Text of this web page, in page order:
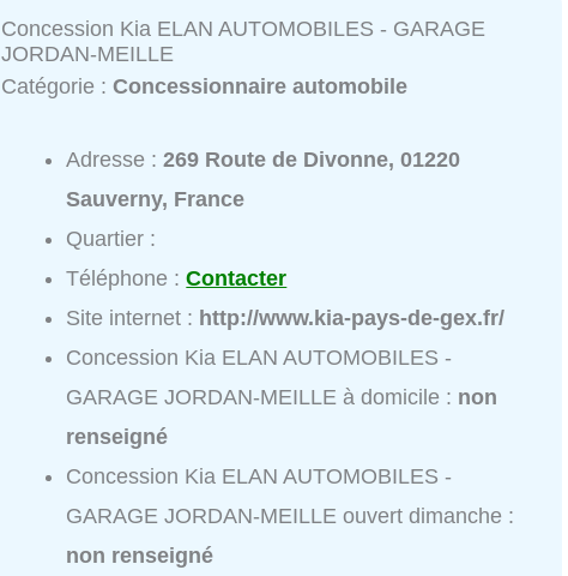
Concession Kia ELAN AUTOMOBILES - GARAGE
JORDAN-MEILLE
Catégorie :Concessionnaire automobile
Adresse :269 Route de Divonne, 01220
Sauverny, France
Quartier :
Téléphone :Contacter
Site internet : http://www.kia-pays-de-gex.fr/
Concession Kia ELAN AUTOMOBILES -
GARAGE JORDAN-MEILLE à domicile : non
renseigné
Concession Kia ELAN AUTOMOBILES -
GARAGE JORDAN-MEILLE ouvert dimanche :
non renseigné